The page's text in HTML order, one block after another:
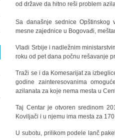
od države da hitno reši problem
Sa današnje sednice Opštinskog
mesne zajednice u Bogovađi,
Vladi Srbije i nadležnim
roku od pet dana počnu rešavanje
Traži se i da Komesarijat za
godine zainteresovanima
azilanata za koje nema mesta u
Taj Centar je otvoren sredinom
Koviljači i u njemu ima mesta za
U subotu, prilikom podele lanč